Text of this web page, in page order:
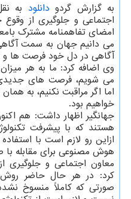
به گزارش گردو دانلود به
اجتماعی و جلوگیری از وقوع
امضای تفاهمنامه مشترک
می دانیم جهان به سمت
آگاهی در دل خود فرصت ها و
وی اضافه کرد: ما به هر
می شویم، فرصت های
اما اگر مراقبت نکنیم، به
خواهیم بود.
جهانگیر اظهار داشت: هم
هستند که با پیشرفت
ازاین رو لازم است با
هوش مصنوعی برای مقابله با
معاون اجتماعی و جلوگیری
کرد: در هر حال حاضر
صورتی که کاملاً منسوخ